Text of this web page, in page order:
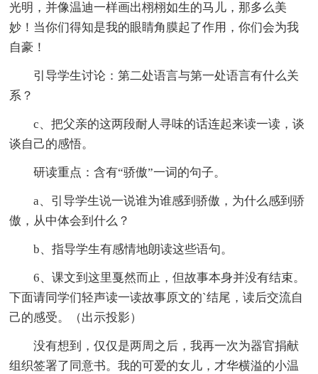
光明，并像温迪一样画出栩栩如生的马儿，那多么美
妙！当你们得知是我的眼睛角膜起了作用，你们会为我
自豪！
引导学生讨论：第二处语言与第一处语言有什么关
系？
c、把父亲的这两段耐人寻味的话连起来读一读，谈
谈自己的感悟。
研读重点：含有“骄傲”一词的句子。
a、引导学生说一说谁为谁感到骄傲，为什么感到骄
傲，从中体会到什么？
b、指导学生有感情地朗读这些语句。
6、课文到这里戛然而止，但故事本身并没有结束。
下面请同学们轻声读一读故事原文的`结尾，读后交流自
己的感受。（出示投影）
没有想到，仅仅是两周之后，我再一次为器官捐献
组织签署了同意书。我的可爱的女儿，才华横溢的小温